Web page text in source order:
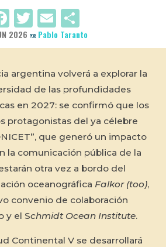
Facebook
Twitter
Email
2026 POR Pablo Taranto
argentina volverá a explorar la
de las profundidades
en 2027: se confirmó que los
protagonistas del ya célebre
que generó un impacto
la comunicación pública de la
otra vez a bordo del
oceanográfica Falkor (too),
convenio de colaboración
y el Schmidt Ocean Institute.
Continental V se desarrollará